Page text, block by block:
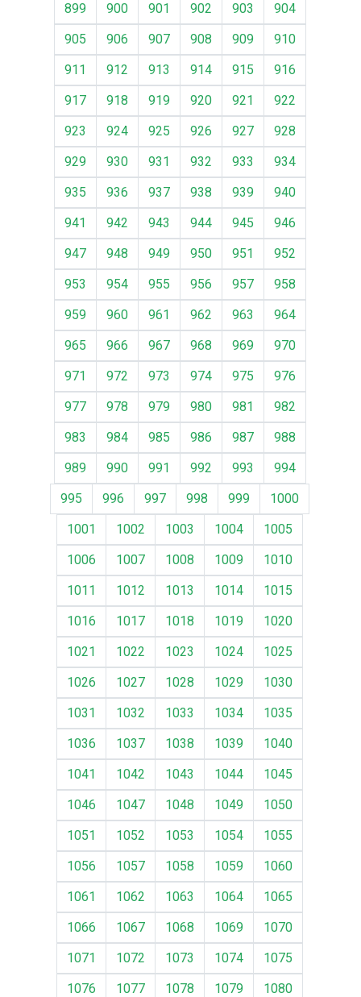
899 900 901 902 903
904
905
906 907 908 909
910
911
912 913 914 915
916
917
918 919 920 921
922
923
924 925 926 927
928
929
930 931 932 933
934
935
936 937 938 939
940
941
942 943 944 945
946
947
948 949 950 951
952
953
954 955 956 957
958
959
960 961 962 963
964
965
966 967 968 969
970
971
972 973 974 975
976
977
978 979 980 981
982
983
984 985 986 987
988
989
990 991 992 993
994
995
996 997 998 999
1000
1001
1002 1003 1004
1005
1006
1007 1008 1009
1010
1011
1012 1013 1014
1015
1016
1017 1018 1019
1020
1021
1022 1023 1024
1025
1026
1027 1028 1029
1030
1031
1032 1033 1034
1035
1036
1037 1038 1039
1040
1041
1042 1043 1044
1045
1046
1047 1048 1049
1050
1051
1052 1053 1054
1055
1056
1057 1058 1059
1060
1061
1062 1063 1064
1065
1066
1067 1068 1069
1070
1071
1072 1073 1074
1075
1076
1077 1078 1079
1080